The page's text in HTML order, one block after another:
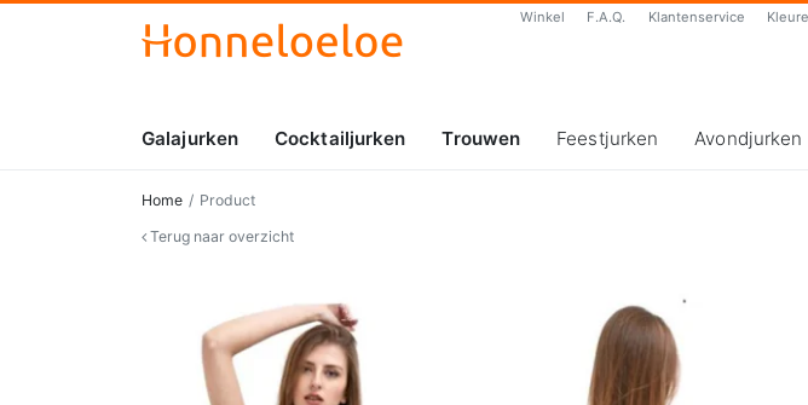
Winkel F.A.Q. Klantenservice
Galajurken Cocktailjurken Trouwen Feestjurken Avondjurken
Home
Product
Terug naar overzicht